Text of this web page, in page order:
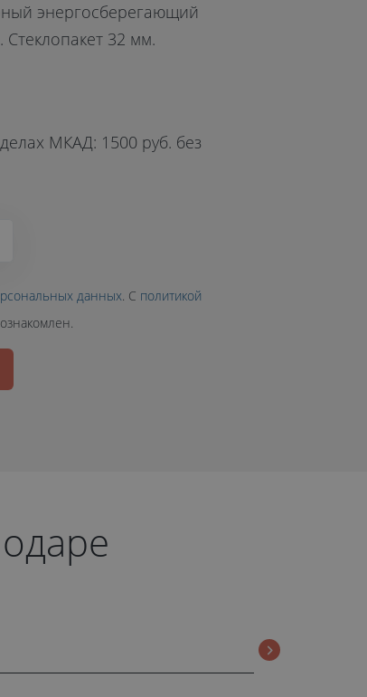
энергосберегающий
Стеклопакет 32 мм.
МКАД: 1500 руб. без
данных. С политикой
ознакомлен.